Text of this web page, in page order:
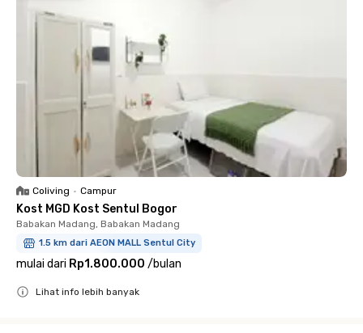
Coliving • Campur
Kost MGD Kost Sentul Bogor
Babakan Madang, Babakan Madang
1.5 km dari AEON MALL Sentul City
mulai dari Rp1.800.000 /bulan
Lihat info lebih banyak